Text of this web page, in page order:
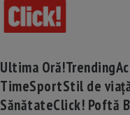
Ultima Oră!Trending
TimeSportStil de
SănătateClick! Poftă